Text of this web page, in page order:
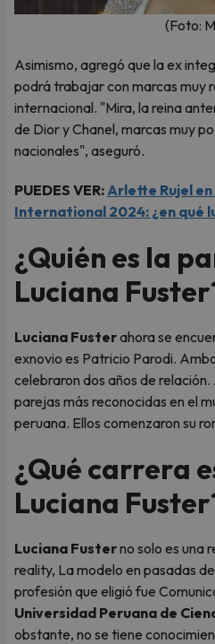
(Foto:
Asimismo, agregó que la ex
podrá trabajar con marcas muy
internacional. "Mira, la reina
de Dior y Chanel, marcas muy
nacionales", aseguró.
PUEDES VER:Arlette Rujel
International 2024: ¿en qué
¿Quién es la
Luciana
Luciana Fusterahora se
exnovio es Patricio Parodi.
celebraron dos años de
parejas más reconocidas en el
peruana. Ellos comenzaron su
¿Qué carrera
Luciana
Luciana Fusterno solo es una
reality, La modelo en pasadas
profesión que eligió fue
Universidad Peruana de
obstante, no se tiene